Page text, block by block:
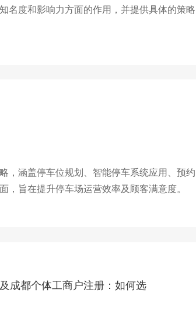
名度和影响力方面的作用，并提供具体的策略
，涵盖停车位规划、智能停车系统应用、预约
旨在提升停车场运营效率及顾客满意度。
成都个体工商户注册：如何选